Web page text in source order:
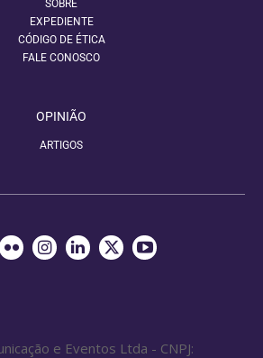
SOBRE
EXPEDIENTE
CÓDIGO DE ÉTICA
FALE CONOSCO
OPINIÃO
ARTIGOS
e Eventos Ltda - CNPJ: